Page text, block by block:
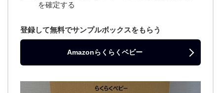
を確定する
登録して無料でサンプルボックスをもらう
Amazonらくらくベビー